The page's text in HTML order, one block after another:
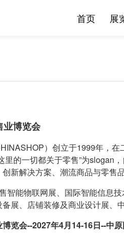
首页 展
业博览会
）创立于1999年，
里的一切都关于零售”为slogan
新解决方案、潮流商品与零售
智能物联网展、国际智能信息
展、店铺装修及商业设计展、
览会--2027年4月14-16日--中